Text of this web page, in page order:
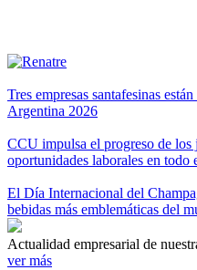
Tres empresas santafesinas
Argentina 2026
CCU impulsa el progreso de
oportunidades laborales en todo
El Día Internacional del
bebidas más emblemáticas del
Actualidad empresarial de
ver más